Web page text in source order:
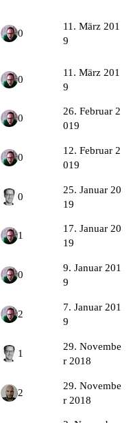
0
11. März 201
9
0
11. März 201
9
0
26. Februar 2
019
0
12. Februar 2
019
0
25. Januar 20
19
1
17. Januar 20
19
0
9. Januar 201
9
2
7. Januar 201
9
1
29. Novembe
r 2018
2
29. Novembe
r 2018